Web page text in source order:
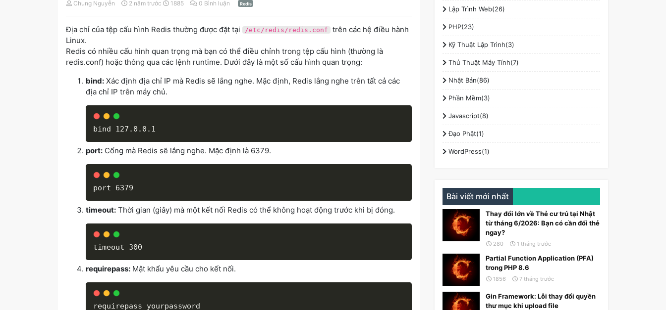
Chung Nguyễn 2 năm trước 1885 0 Bình luận Redis
Địa chỉ của tệp cấu hình Redis thường được đặt tại /etc/redis/redis.conf
trên các hệ điều hành
Linux.
Redis có nhiều cấu hình quan trọng mà bạn có thể điều chỉnh trong tệp cấu hình (thường là
redis.conf) hoặc thông qua các lệnh runtime. Dưới đây là một số cấu hình quan trọng:
bind: Xác định địa chỉ IP mà Redis sẽ lắng nghe. Mặc định, Redis lắng nghe trên tất cả các
địa chỉ IP trên máy chủ.
port: Cổng mà Redis sẽ lắng nghe. Mặc định là 6379.
timeout: Thời gian (giây) mà một kết nối Redis có thể không hoạt động trước khi bị đóng.
requirepass: Mật khẩu yêu cầu cho kết nối.
Lập Trình Web(26)
PHP(23)
Kỹ Thuật Lập Trình(3)
Thủ Thuật Máy Tính(7)
Nhật Bản(86)
Phần Mềm(3)
Javascript(8)
Đạo Phật(1)
WordPress(1)
Bài viết mới nhất
Thay đổi lớn về Thẻ cư trú tại Nhật
từ tháng 6/2026: Bạn có cần đổi thẻ
ngay?
280 1 tháng trước
Partial Function Application (PFA)
trong PHP 8.6
1856 7 tháng trước
Gin Framework: Lỗi thay đổi quyền
thư mục khi upload file